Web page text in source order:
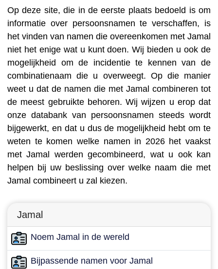
Op deze site, die in de eerste plaats bedoeld is om
informatie over persoonsnamen te verschaffen, is
het vinden van namen die overeenkomen met Jamal
niet het enige wat u kunt doen. Wij bieden u ook de
mogelijkheid om de incidentie te kennen van de
combinatienaam die u overweegt. Op die manier
weet u dat de namen die met Jamal combineren tot
de meest gebruikte behoren. Wij wijzen u erop dat
onze databank van persoonsnamen steeds wordt
bijgewerkt, en dat u dus de mogelijkheid hebt om te
weten te komen welke namen in 2026 het vaakst
met Jamal werden gecombineerd, wat u ook kan
helpen bij uw beslissing over welke naam die met
Jamal combineert u zal kiezen.
Jamal
Noem Jamal in de wereld
Bijpassende namen voor Jamal